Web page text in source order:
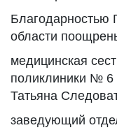
Благодарностью
области
медицинская
поликлиники №
Татьяна
заведующий